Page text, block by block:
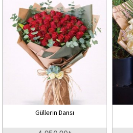
Güllerin Dansı